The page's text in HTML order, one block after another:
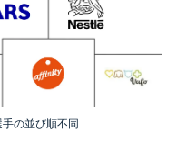
の並び順不同